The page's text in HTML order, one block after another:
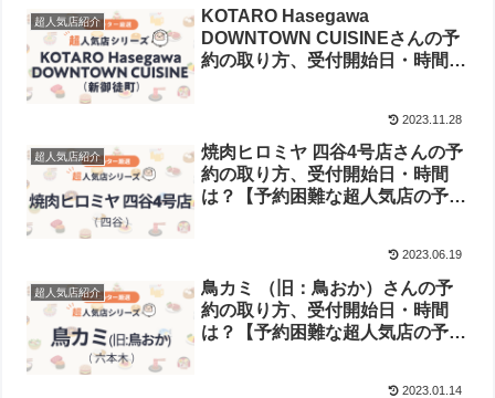
超人気店紹介
KOTARO Hasegawa
DOWNTOWN CUISINEさんの予
約の取り方、受付開始日・時間
2023.11.28
超人気店紹介
焼肉ヒロミヤ 四谷4号店さんの予
約の取り方、受付開始日・時間
は？【予約困難な超人気店の予約
2023.06.19
超人気店紹介
鳥カミ （旧：鳥おか）さんの予
約の取り方、受付開始日・時間
は？【予約困難な超人気店の予約
2023.01.14